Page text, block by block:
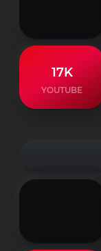
17K
YOUTUBE